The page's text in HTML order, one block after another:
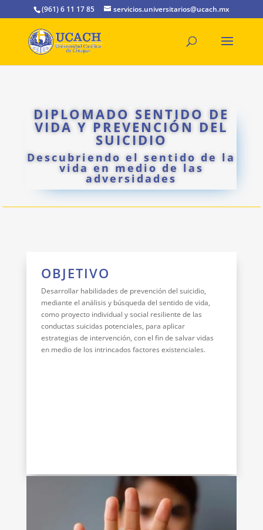
(961) 6 11 17 85 servicios.universitarios@ucach.mx
DIPLOMADO SENTIDO DE
VIDA Y PREVENCIÓN DEL
SUICIDIO
Descubriendo el sentido de la
vida en medio de las
adversidades
OBJETIVO
Desarrollar habilidades de prevención del suicidio,
mediante el análisis y búsqueda del sentido de vida,
como proyecto individual y social resiliente de las
conductas suicidas potenciales, para aplicar
estrategias de intervención, con el fin de salvar vidas
en medio de los intrincados factores existenciales.